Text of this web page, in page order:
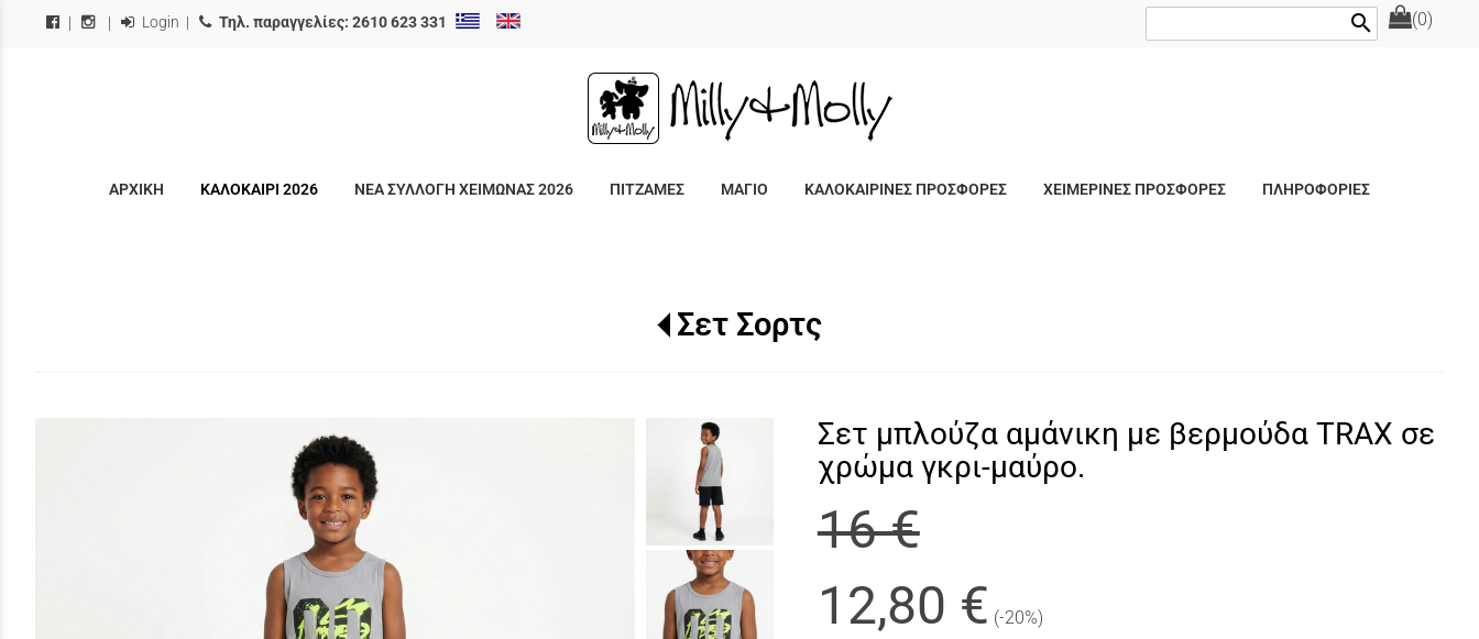
Login | Τηλ. παραγγελίες: 2610 623 331 (0)
search
ΑΡΧΙΚΗ ΚΑΛΟΚΑΙΡΙ 2026 ΝΕΑ ΣΥΛΛΟΓΗ ΧΕΙΜΩΝΑΣ 2026 ΠΙΤΖΑΜΕΣ ΜΑΓΙΟ ΚΑΛΟΚΑΙΡΙΝΕΣ ΠΡΟΣΦΟΡΕΣ ΧΕΙΜΕΡΙΝΕΣ ΠΡΟΣΦΟΡΕΣ ΠΛΗΡΟΦΟΡΙΕΣ
Σετ Σορτς
Σετ μπλούζα αμάνικη με βερμούδα TRAX σε
χρώμα γκρι-μαύρο.
16 €
12,80 € (-20%)